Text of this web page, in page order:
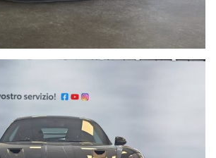
disponibile presso la nostra sede.
disposizione per qualsiasi prova,
escluso.
in sede con le migliori condizioni del
ZEROe dilazionabili fino a 96 mensilità.
fino a 24 mesi
in tutta europa 365 giorni all'anno
per la salvaguardia e protezione del